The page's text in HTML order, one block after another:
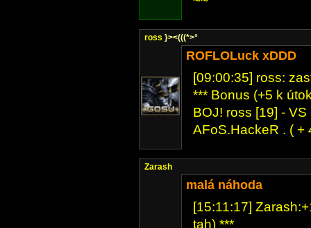
ross }><(((*>°
ROFLOLuck xDDD
[09:00:35] ross:
*** Bonus (+5 k
BOJ! ross [19] -
AFoS.HackeR . ( +
Zarash
malá náhoda
[15:11:17]
tah) ***